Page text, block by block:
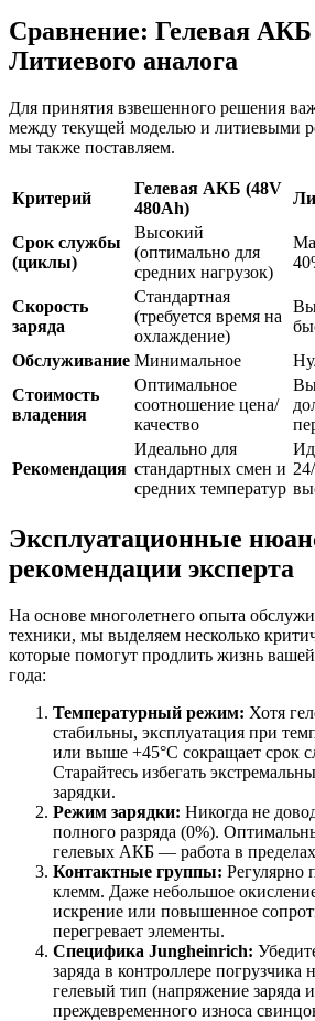
Сравнение: Гелевая
Литиевого аналога
Для принятия взвешенного решения
между текущей моделью и литиевыми
мы также поставляем.
Критерий
Гелевая АКБ (48V
480Ah)
Срок службы
(циклы)
Высокий
(оптимально для
средних нагрузок)
Скорость
заряда
Стандартная
(требуется время на
охлаждение)
Обслуживание Минимальное
Стоимость
владения
Оптимальное
соотношение цена/
качество
Рекомендация
Идеально для
стандартных смен и
средних температур
Эксплуатационные
рекомендации эксперта
На основе многолетнего опыта
техники, мы выделяем несколько
которые помогут продлить жизнь
года:
Температурный режим: Хотя
стабильны, эксплуатация при
или выше +45°C сокращает срок
Старайтесь избегать
зарядки.
Режим зарядки: Никогда не
полного разряда (0%).
гелевых АКБ — работа в пределах
Контактные группы: Регулярно
клемм. Даже небольшое
искрение или повышенное
перегревает элементы.
Специфика Jungheinrich:
заряда в контроллере
гелевый тип (напряжение заряда
преждевременного износа